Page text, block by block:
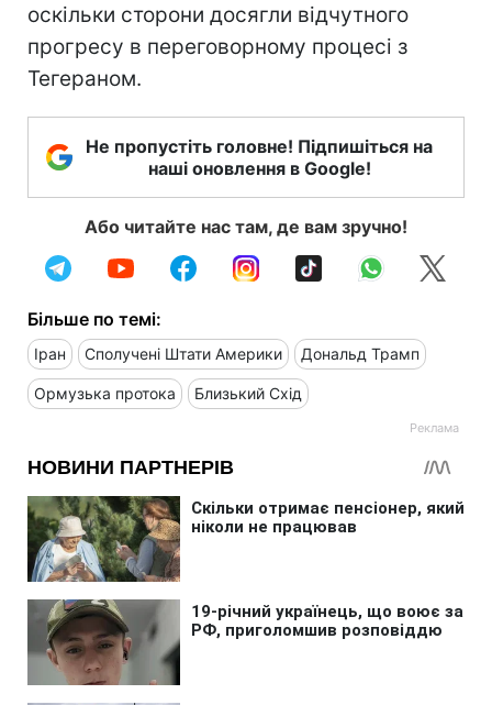
оскільки сторони досягли відчутного
прогресу в переговорному процесі з
Тегераном.
Не пропустіть головне! Підпишіться на
наші оновлення в Google!
Або читайте нас там, де вам зручно!
Більше по темі:
Іран Сполучені Штати Америки Дональд Трамп
Ормузька протока Близький Схід